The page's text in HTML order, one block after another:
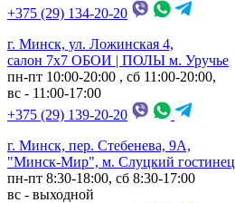
+375 (29) 134-20-20
г. Минск, ул. Ложинская 4,
салон 7х7 ОБОИ | ПОЛЫ м. Уручье
пн-пт 10:00-20:00 , сб 11:00-20:00,
вс - 11:00-17:00
+375 (29) 139-20-20
г. Минск, пер. Стебенева, 9А,
"Минск-Мир", м. Слуцкий гостинец
пн-пт 8:30-18:00, сб 8:30-17:00
вс - выходной